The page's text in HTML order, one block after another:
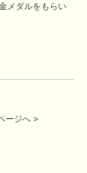
メダルをもらい
ージへ >